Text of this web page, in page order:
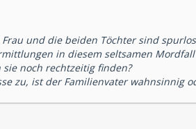
und die beiden Töchter sind
in diesem seltsamen
noch rechtzeitig finden?
zu, ist der Familienvater wahnsinnig